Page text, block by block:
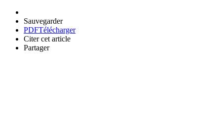
Sauvegarder
PDFTélécharger
Citer cet article
Partager